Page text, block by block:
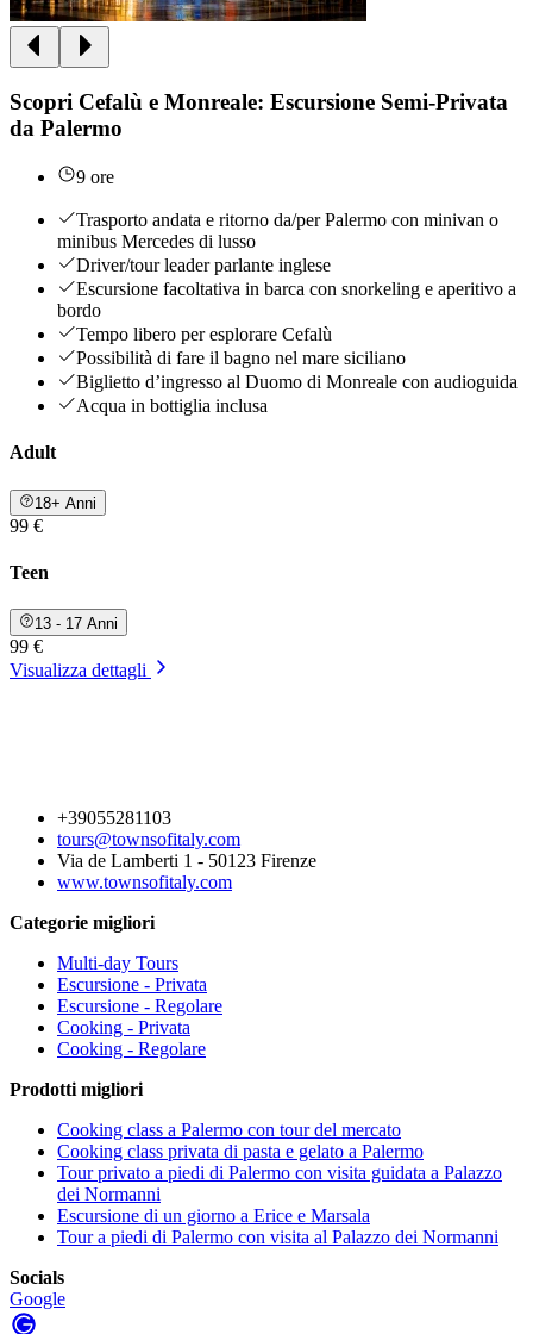
Scopri Cefalù e Monreale: Escursione Semi-Privata
da Palermo
9 ore
Trasporto andata e ritorno da/per Palermo con minivan o
minibus Mercedes di lusso
Driver/tour leader parlante inglese
Escursione facoltativa in barca con snorkeling e aperitivo a
bordo
Tempo libero per esplorare Cefalù
Possibilità di fare il bagno nel mare siciliano
Biglietto d’ingresso al Duomo di Monreale con audioguida
Acqua in bottiglia inclusa
Adult
18+ Anni
99 €
Teen
13 - 17 Anni
99 €
Visualizza dettagli
+39055281103
tours@townsofitaly.com
Via de Lamberti 1 - 50123 Firenze
www.townsofitaly.com
Categorie migliori
Multi-day Tours
Escursione - Privata
Escursione - Regolare
Cooking - Privata
Cooking - Regolare
Prodotti migliori
Cooking class a Palermo con tour del mercato
Cooking class privata di pasta e gelato a Palermo
Tour privato a piedi di Palermo con visita guidata a Palazzo
dei Normanni
Escursione di un giorno a Erice e Marsala
Tour a piedi di Palermo con visita al Palazzo dei Normanni
Socials
Google